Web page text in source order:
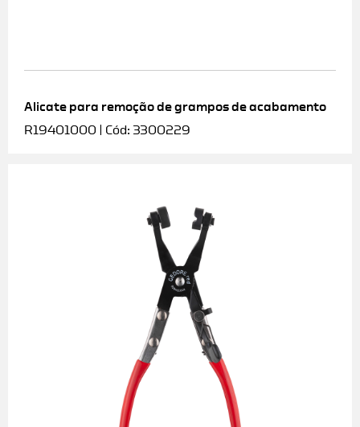
Alicate para remoção de grampos de acabamento
R19401000 | Cód: 3300229